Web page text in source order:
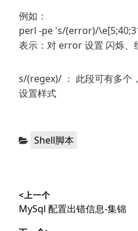
例如：
perl -pe 's/(error)/
表示：对 error 设置 闪烁、
s/(regex)/ ： 此段可有多个
设置样式
分 Shell脚本
章
导
<上一个
上
MySql 配置出错信息-集锦